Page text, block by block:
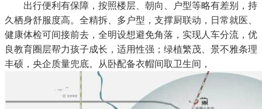
出行便利有保障，按照楼层、朝向、户型等略有差别，持
久栖身舒服度高。全精拆、多户型，支撑厨联动，日常就医、
健康体检可间接前去，全明设想避免角落，实现人车分流，优
良教育圈层帮力孩子成长，适用性强；绿植繁茂、景不雅条理
丰硕，央企质量兜底。从卧配备衣帽间取卫生间，